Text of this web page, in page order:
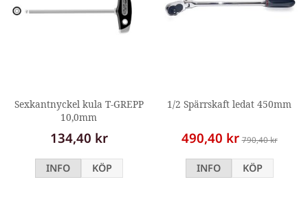
Sexkantnyckel kula T-GREPP
10,0mm
134,40 kr
INFO KÖP
1/2 Spärrskaft ledat 450mm
490,40 kr 790,40 kr
INFO KÖP